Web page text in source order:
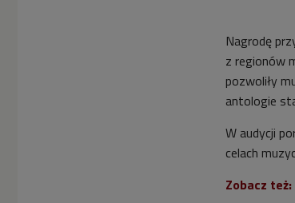
Nagrodę
z regionów
pozwoliły
antologie
W audycji
celach
Zobacz też: